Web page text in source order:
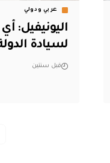
عربي ودولي
اليونيفيل:
لسيادة
قبل سنتين